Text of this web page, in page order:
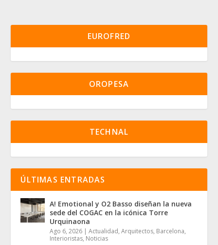
EUROFRED
OROPESA
TECHNAL
ÚLTIMAS ENTRADAS
A! Emotional y O2 Basso diseñan la nueva
sede del COGAC en la icónica Torre
Urquinaona
Ago 6, 2026 |Actualidad,Arquitectos, Barcelona,
Interioristas, Noticias